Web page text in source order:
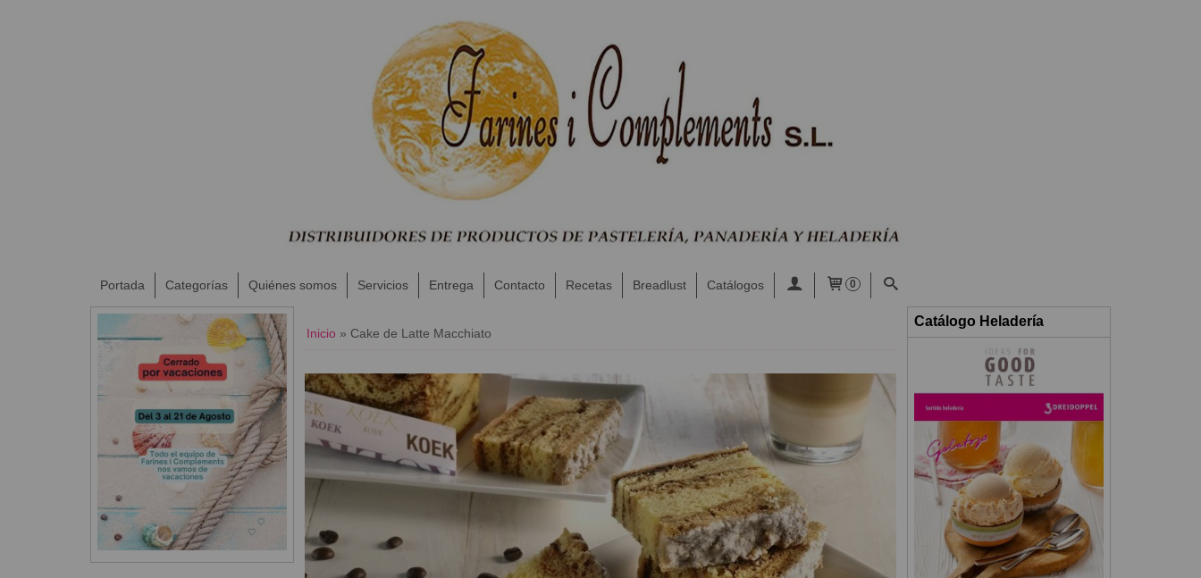
Portada Categorías Quiénes somos Servicios Entrega Contacto Recetas Breadlust Catálogos 0
Inicio » ​Cake de Latte Macchiato
Catálogo Heladería